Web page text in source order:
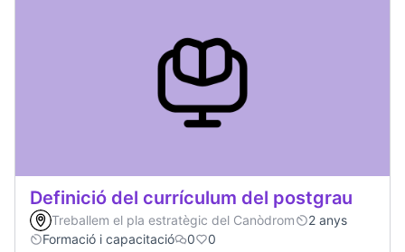
Definició del currículum del postgrau
Treballem el pla estratègic del Canòdrom
2 anys
Formació i capacitació
0 0